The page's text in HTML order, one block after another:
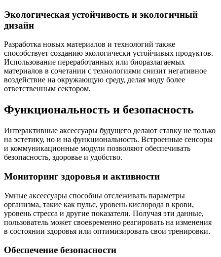
Экологическая устойчивость и экологичный
дизайн
Разработка новых материалов и технологий также
способствует созданию экологически устойчивых продуктов.
Использование переработанных или биоразлагаемых
материалов в сочетании с технологиями снизит негативное
воздействие на окружающую среду, делая моду более
ответственным сектором.
Функциональность и безопасность
Интерактивные аксессуары будущего делают ставку не только
на эстетику, но и на функциональность. Встроенные сенсоры
и коммуникационные модули позволяют обеспечивать
безопасность, здоровье и удобство.
Мониторинг здоровья и активности
Умные аксессуары способны отслеживать параметры
организма, такие как пульс, уровень кислорода в крови,
уровень стресса и другие показатели. Получая эти данные,
пользователь может своевременно реагировать на изменения
в состоянии здоровья или оптимизировать свои тренировки.
Обеспечение безопасности